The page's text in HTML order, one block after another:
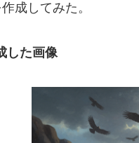
成してみた。
した画像